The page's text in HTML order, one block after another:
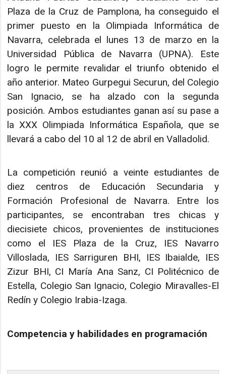
Plaza de la Cruz de Pamplona, ha conseguido el
primer puesto en la Olimpiada Informática de
Navarra, celebrada el lunes 13 de marzo en la
Universidad Pública de Navarra (UPNA). Este
logro le permite revalidar el triunfo obtenido el
año anterior. Mateo Gurpegui Securun, del Colegio
San Ignacio, se ha alzado con la segunda
posición. Ambos estudiantes ganan así su pase a
la XXX Olimpiada Informática Española, que se
llevará a cabo del 10 al 12 de abril en Valladolid.
La competición reunió a veinte estudiantes de
diez centros de Educación Secundaria y
Formación Profesional de Navarra. Entre los
participantes, se encontraban tres chicas y
diecisiete chicos, provenientes de instituciones
como el IES Plaza de la Cruz, IES Navarro
Villoslada, IES Sarriguren BHI, IES Ibaialde, IES
Zizur BHI, CI María Ana Sanz, CI Politécnico de
Estella, Colegio San Ignacio, Colegio Miravalles-El
Redín y Colegio Irabia-Izaga.
Competencia y habilidades en programación